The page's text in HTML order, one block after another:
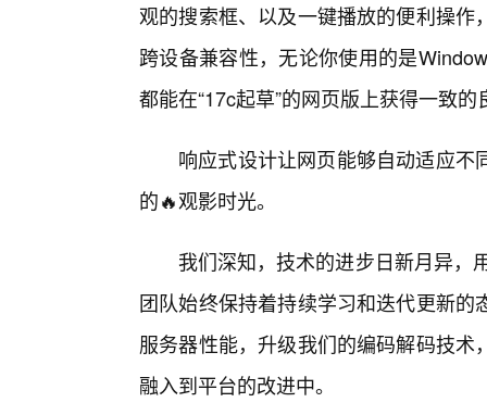
观的搜索框、以及一键播放的便利操
跨设备兼容性，无论你使用的是
都能在“17c起草”的网页版上获得一致的
响应式设计让网页能够自动适应
的🔥观影时光。
我们深知，技术的进步日新月异，
团队始终保持着持续学习和迭代更新
服务器性能，升级我们的编码解码技
融入到平台的改进中。